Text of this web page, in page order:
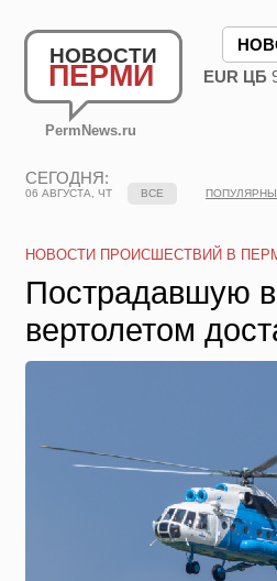
НОВОСТИ
ПЕРМИ
PermNews.ru
EUR ЦБ
СЕГОДНЯ:
06 АВГУСТА, ЧТ ВСЕ
НОВОСТИ ПРОИСШЕСТВИЙ В
Пострадавшую
вертолетом